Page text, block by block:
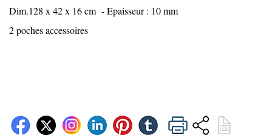
Dim.128 x 42 x 16 cm - Epaisseur : 10 mm
2 poches accessoires